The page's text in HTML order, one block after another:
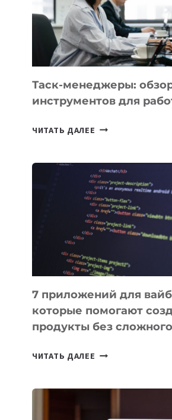
ИСКУССТВЕННОМУ
ИНТЕЛЛЕКТУ
Таск-менеджеры:
инструментов для
ЧИТАТЬ ДАЛЕЕ ТАСК-
ПОЛЕЗНЫХ
ИНСТРУМЕНТОВ
ДЛЯ
РАБОТЫ
7 приложений для
которые помогают
продукты без
ЧИТАТЬ ДАЛЕЕ